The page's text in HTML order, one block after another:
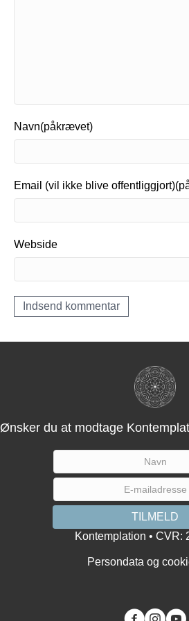
Navn(påkrævet)
Email (vil ikke blive
Webside
Ønsker du at modtage
Kontemplation • CVR:
Persondata og
You